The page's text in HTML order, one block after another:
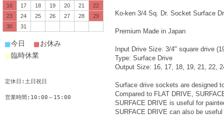
Ko-ken 3/4 Sq. Dr. Socket Surface
Premium Made in Japan
Input Drive Size: 3/4" square drive
Type: Surface Drive
Output Size: 16, 17, 18, 19, 21, 22,
Surface drive sockets are designed
Compared to FLAT DRIVE,
SURFACE DRIVE is useful for
SURFACE DRIVE can also be
16
17 18 19 20 21
22
23
24 25 26 27 28
29
30
31
■今日 ■お休み
■臨時休業
定休日:土日祝日
営業時間:10:00～15:00